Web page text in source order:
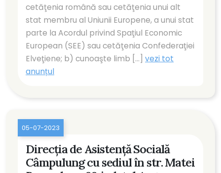
cetăţenia română sau cetăţenia unui alt
stat membru al Uniunii Europene, a unui stat
parte la Acordul privind Spaţiul Economic
European (SEE) sau cetăţenia Confederaţiei
Elveţiene; b) cunoaşte limb [...] vezi tot
anunțul
05-07-2023
Direcția de Asistență Socială
Câmpulung cu sediul în str. Matei